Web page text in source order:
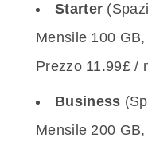
Starter
Mensile 100
Prezzo 11.99£ /
Business
Mensile 200